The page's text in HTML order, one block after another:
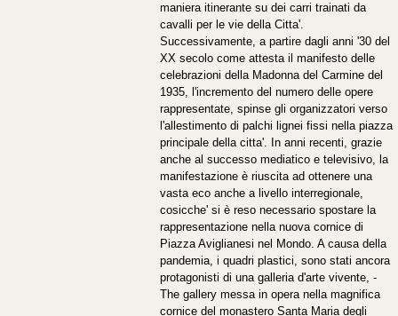
maniera itinerante su dei carri trainati da
cavalli per le vie della Citta'.
Successivamente, a partire dagli anni '30 del
XX secolo come attesta il manifesto delle
celebrazioni della Madonna del Carmine del
1935, l'incremento del numero delle opere
rappresentate, spinse gli organizzatori verso
l'allestimento di palchi lignei fissi nella piazza
principale della citta'. In anni recenti, grazie
anche al successo mediatico e televisivo, la
manifestazione è riuscita ad ottenere una
vasta eco anche a livello interregionale,
cosicche' si è reso necessario spostare la
rappresentazione nella nuova cornice di
Piazza Aviglianesi nel Mondo. A causa della
pandemia, i quadri plastici, sono stati ancora
protagonisti di una galleria d'arte vivente, -
The gallery messa in opera nella magnifica
cornice del monastero Santa Maria degli